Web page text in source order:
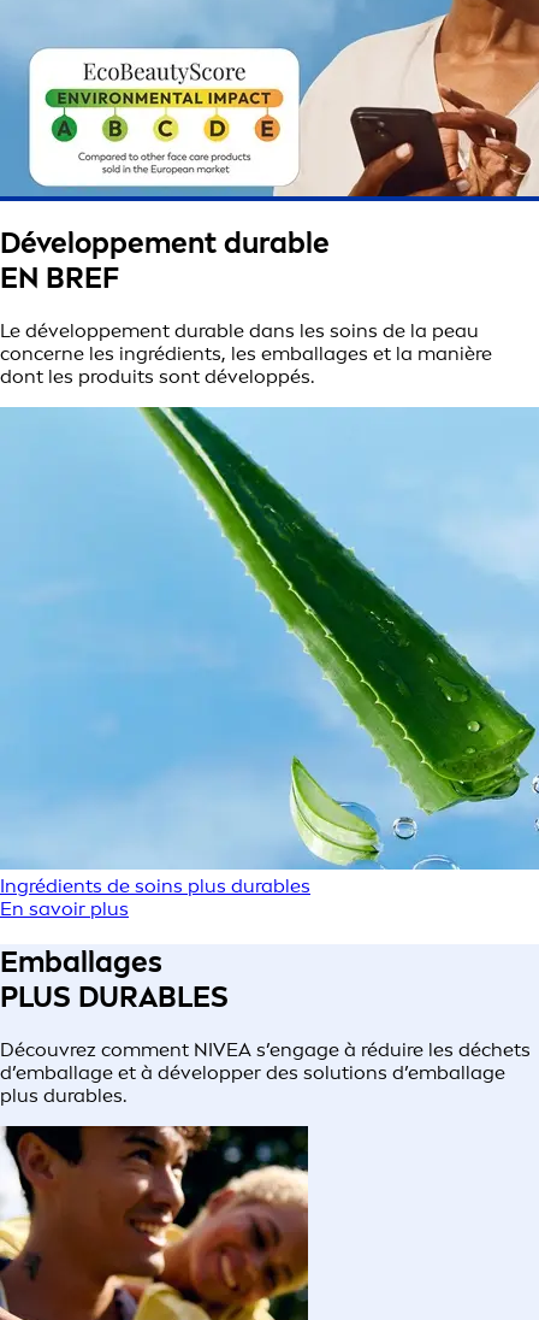
Développement durable
EN BREF
Le développement durable dans les soins de la peau
concerne les ingrédients, les emballages et la manière
dont les produits sont développés.
Ingrédients de soins plus durables
En savoir plus
Emballages
PLUS DURABLES
Découvrez comment NIVEA s’engage à réduire les déchets
d’emballage et à développer des solutions d’emballage
plus durables.